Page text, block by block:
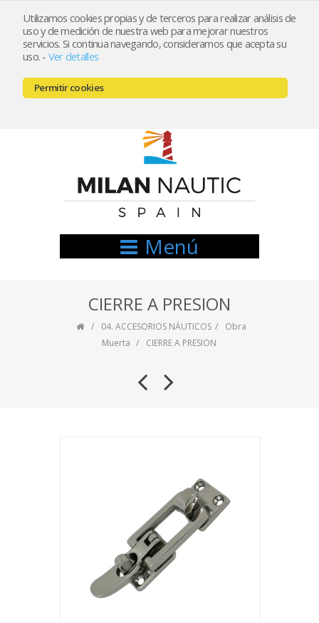
Utilizamos cookies propias y de terceros para realizar análisis de
uso y de medición de nuestra web para mejorar nuestros
servicios. Si continua navegando, consideramos que acepta su
uso. - Ver detalles
Permitir cookies
Registrarse Mi cuenta
666521122 // 654999333
Menú
CIERRE A PRESION
04. ACCESORIOS NÁUTICOS
Obra
Muerta
CIERRE A PRESION